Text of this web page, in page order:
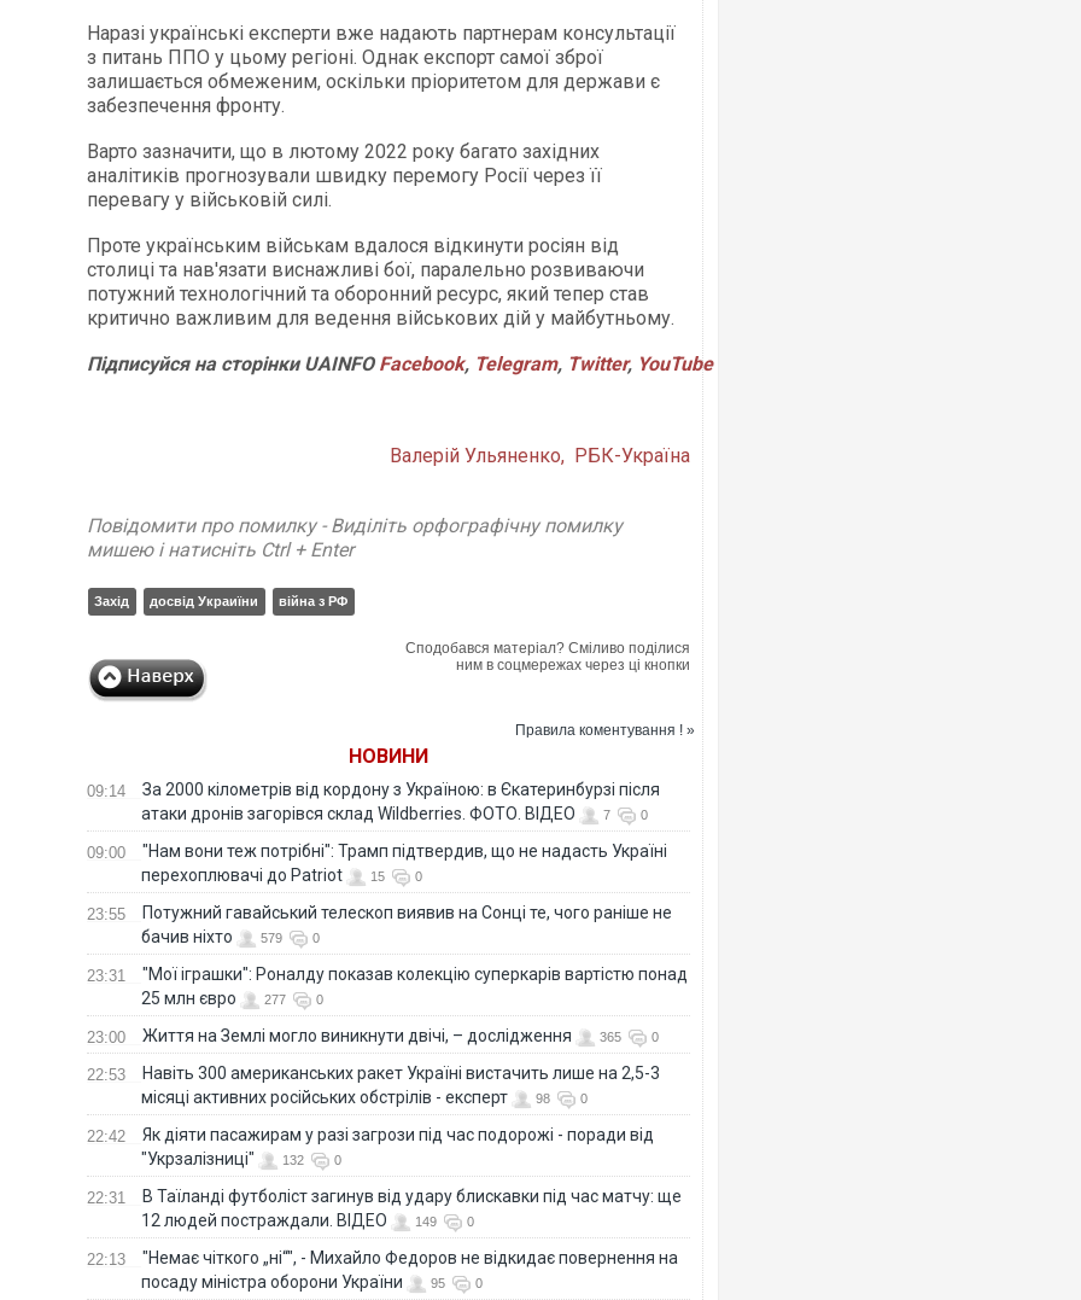
Наразі українські експерти вже надають партнерам консультації
з питань ППО у цьому регіоні. Однак експорт самої зброї
залишається обмеженим, оскільки пріоритетом для держави є
забезпечення фронту.
Варто зазначити, що в лютому 2022 року багато західних
аналітиків прогнозували швидку перемогу Росії через її
перевагу у військовій силі.
Проте українським військам вдалося відкинути росіян від
столиці та нав'язати виснажливі бої, паралельно розвиваючи
потужний технологічний та оборонний ресурс, який тепер став
критично важливим для ведення військових дій у майбутньому.
ПідписуйсянасторінкиUAINFO Facebook, Telegram, Twitter, YouTube
Валерій Ульяненко, РБК-Україна
Повідомити про помилку - Виділіть орфографічну помилку
мишею і натисніть Ctrl + Enter
Захід досвід Украиїни війна з РФ
Сподобався матеріал? Сміливо поділися
ним в соцмережах через ці кнопки
Правила коментування ! »
НОВИНИ
09:14
За 2000 кілометрів від кордону з Україною: в Єкатеринбурзі після
атаки дронів загорівся склад Wildberries. ФОТО. ВІДЕО
7 0
09:00
"Нам вони теж потрібні": Трамп підтвердив, що не надасть Україні
перехоплювачі до Patriot
15 0
23:55
Потужний гавайський телескоп виявив на Сонці те, чого раніше не
бачив ніхто
579 0
23:31
"Мої іграшки": Роналду показав колекцію суперкарів вартістю понад
25 млн євро
277 0
23:00 Життя на Землі могло виникнути двічі, – дослідження 365 0
22:53
Навіть 300 американських ракет Україні вистачить лише на 2,5-3
місяці активних російських обстрілів - експерт
98 0
22:42
Як діяти пасажирам у разі загрози під час подорожі - поради від
"Укрзалізниці"
132 0
22:31
В Таїланді футболіст загинув від удару блискавки під час матчу: ще
12 людей постраждали. ВІДЕО
149 0
22:13
"Немає чіткого „ні“", - Михайло Федоров не відкидає повернення на
посаду міністра оборони України
95 0
За 2000 кілометрів від кордону
Єкатеринбурзі після атаки
За 2000 кілометрів від кордону
Єкатеринбурзі після атаки